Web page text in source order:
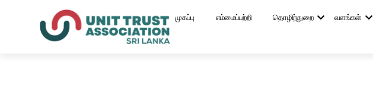
முகப்பு எம்மைப்பற்றி தொழிற்துறை வளங்கள்